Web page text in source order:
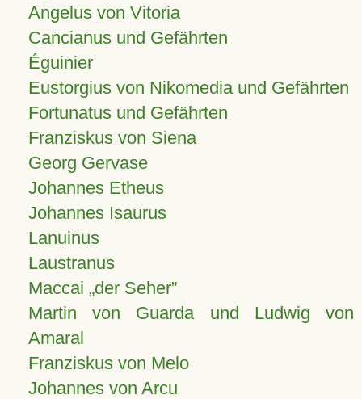
Angelus von Vitoria
Cancianus und Gefährten
Éguinier
Eustorgius von Nikomedia und Gefährten
Fortunatus und Gefährten
Franziskus von Siena
Georg Gervase
Johannes Etheus
Johannes Isaurus
Lanuinus
Laustranus
Maccai „der Seher”
Martin von Guarda und Ludwig von
Amaral
Franziskus von Melo
Johannes von Arcu